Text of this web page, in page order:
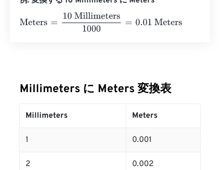
Meters
10 Millimeters1000= 0.01 Meters
Millimeters に Meters 変換表
Millimeters Meters
1 0.001
2 0.002